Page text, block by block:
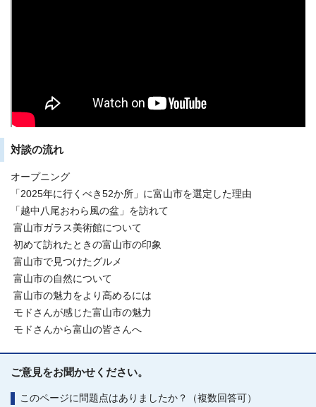
対談の流れ
オープニング
「2025年に行くべき52か所」に富山市を選定した理由
「越中八尾おわら風の盆」を訪れて
富山市ガラス美術館について
初めて訪れたときの富山市の印象
富山市で見つけたグルメ
富山市の自然について
富山市の魅力をより高めるには
モドさんが感じた富山市の魅力
モドさんから富山の皆さんへ
ご意見をお聞かせください。
このページに問題点はありましたか？（複数回答可）